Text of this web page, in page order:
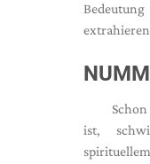
Schon
ist,